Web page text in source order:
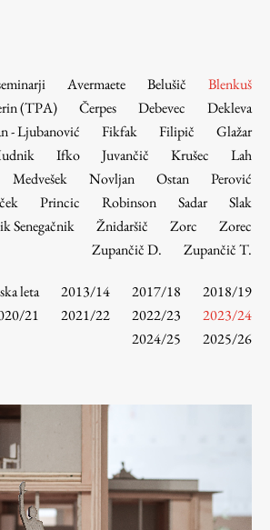
Avermaete Belušič
Blenkuš
(TPA)
Čerpes Debevec
Dekleva
- Ljubanović
Fikfak Filipič
Glažar
Ifko Juvančič Krušec
Lah
Medvešek Novljan Ostan
Perović
Princic Robinson Sadar
Slak
Senegačnik
Žnidaršič Zorc
Zorec
Zupančič D.
Zupančič T.
leta 2013/14 2017/18
2018/19
21 2021/22 2022/23
2023/24
2024/25
2025/26